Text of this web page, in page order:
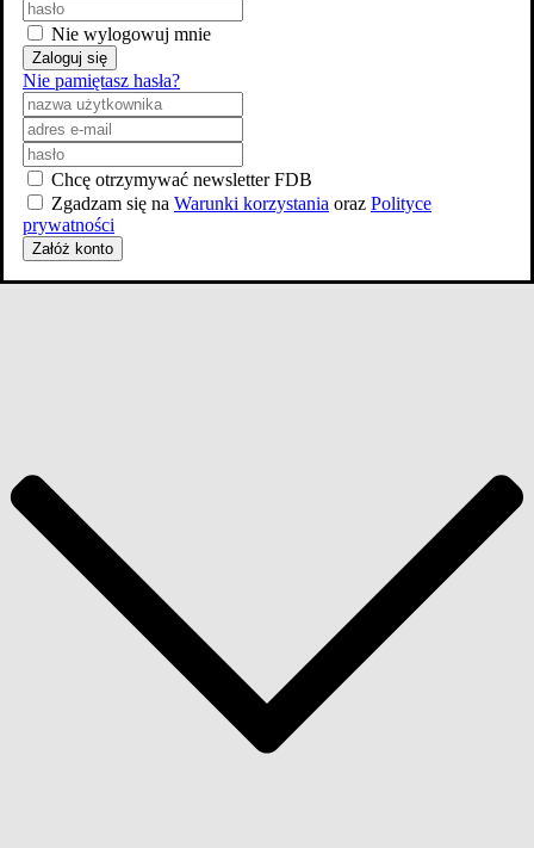
Nie wylogowuj mnie
Zaloguj się
Nie pamiętasz hasła?
Chcę otrzymywać newsletter FDB
Zgadzam się na Warunki korzystania oraz Polityce
prywatności
Załóż konto